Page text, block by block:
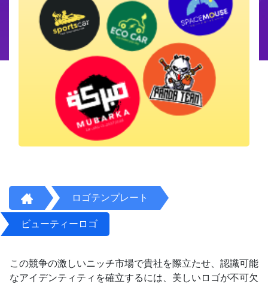
ロゴテンプレート
ビューティーロゴ
この競争の激しいニッチ市場で貴社を際立たせ、認識可能
なアイデンティティを確立するには、美しいロゴが不可欠